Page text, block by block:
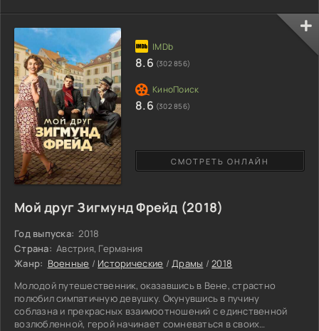
роман, развивающийся параллельно трагическим событиям,
происходящим в Датском королевстве. Жестокий и коварный
брат Клавдий пытается соблазнить чужую супругу –
белокурую Гертруду. Распущенный и жаждущий власти,
родственник подстраивает смерть
Мой друг Зигмунд Фрейд (2018)
Год выпуска: 2018
Страна: Австрия, Германия
Жанр: Военные / Исторические /Драмы /2018
Молодой путешественник, оказавшись в Вене, страстно
полюбил симпатичную девушку. Окунувшись в пучину
соблазна и прекрасных взаимоотношений с единственной
возлюбленной, герой начинает сомневаться в своих
СМОТРЕТЬ ОНЛАЙН
8.6 (302 856)
8.6 (302 856)